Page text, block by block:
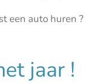
een auto huren ?
jaar !